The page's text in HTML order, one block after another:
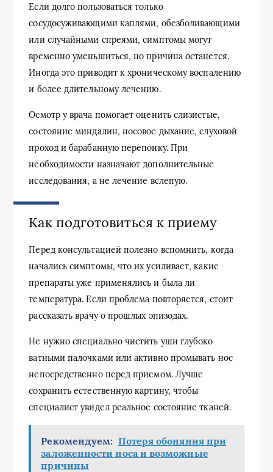
Если долго пользоваться только
сосудосуживающими каплями, обезболивающими
или случайными спреями, симптомы могут
временно уменьшиться, но причина останется.
Иногда это приводит к хроническому воспалению
и более длительному лечению.
Осмотр у врача помогает оценить слизистые,
состояние миндалин, носовое дыхание, слуховой
проход и барабанную перепонку. При
необходимости назначают дополнительные
исследования, а не лечение вслепую.
Как подготовиться к приему
Перед консультацией полезно вспомнить, когда
начались симптомы, что их усиливает, какие
препараты уже применялись и была ли
температура. Если проблема повторяется, стоит
рассказать врачу о прошлых эпизодах.
Не нужно специально чистить уши глубоко
ватными палочками или активно промывать нос
непосредственно перед приемом. Лучше
сохранить естественную картину, чтобы
специалист увидел реальное состояние тканей.
Рекомендуем: Потеря обоняния при
заложенности носа и возможные
причины